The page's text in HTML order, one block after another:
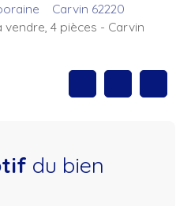
Carvin 62220
4 pièces - Carvin
du bien